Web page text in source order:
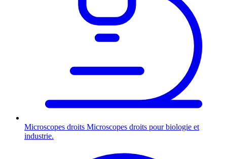
Microscopes droits Microscopes droits pour biologie et
industrie.